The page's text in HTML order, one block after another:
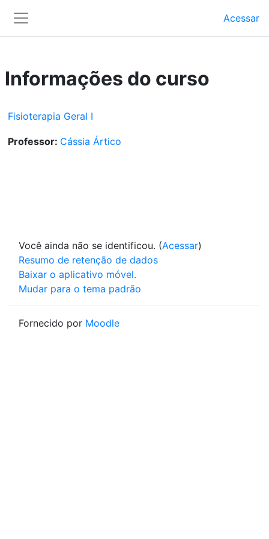
Painel lateral
Acessar
Informações do curso
Fisioterapia Geral I
Professor: Cássia Ártico
Você ainda não se identificou. (Acessar)
Resumo de retenção de dados
Baixar o aplicativo móvel.
Mudar para o tema padrão
Fornecido por Moodle